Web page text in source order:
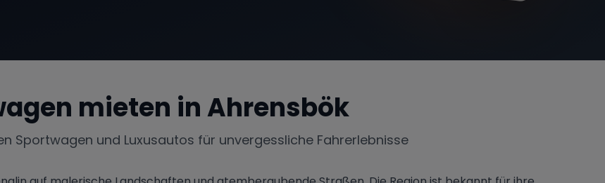
mieten inAhrensbök
Sportwagen und Luxusautos für unvergessliche Fahrerlebnisse